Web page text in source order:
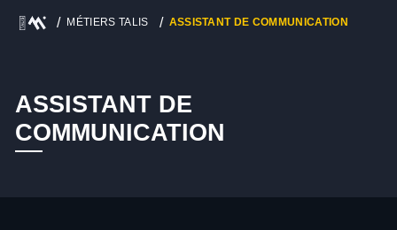
MÉTIERS TALIS ASSISTANT DE COMMUNICATION
ASSISTANT DE
COMMUNICATION